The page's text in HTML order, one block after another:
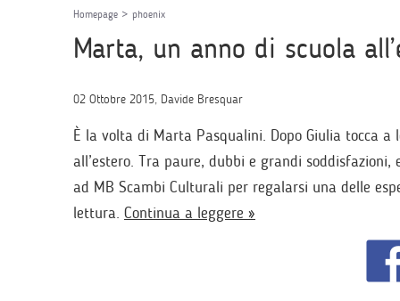
Homepage > phoenix
Marta, un anno di scuola
02 Ottobre 2015, Davide Bresquar
È la volta di Marta Pasqualini. Dopo Giulia tocca
all’estero. Tra paure, dubbi e grandi
ad MB Scambi Culturali per regalarsi una delle
lettura. Continua a leggere »